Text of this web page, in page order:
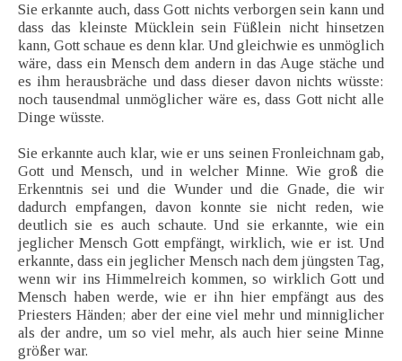
Sie erkannte auch, dass Gott nichts verborgen sein kann und
dass das kleinste Mücklein sein Füßlein nicht hinsetzen
kann, Gott schaue es denn klar. Und gleichwie es unmöglich
wäre, dass ein Mensch dem andern in das Auge stäche und
es ihm herausbräche und dass dieser davon nichts wüsste:
noch tausendmal unmöglicher wäre es, dass Gott nicht alle
Dinge wüsste.
Sie erkannte auch klar, wie er uns seinen Fronleichnam gab,
Gott und Mensch, und in welcher Minne. Wie groß die
Erkenntnis sei und die Wunder und die Gnade, die wir
dadurch empfangen, davon konnte sie nicht reden, wie
deutlich sie es auch schaute. Und sie erkannte, wie ein
jeglicher Mensch Gott empfängt, wirklich, wie er ist. Und
erkannte, dass ein jeglicher Mensch nach dem jüngsten Tag,
wenn wir ins Himmelreich kommen, so wirklich Gott und
Mensch haben werde, wie er ihn hier empfängt aus des
Priesters Händen; aber der eine viel mehr und minniglicher
als der andre, um so viel mehr, als auch hier seine Minne
größer war.